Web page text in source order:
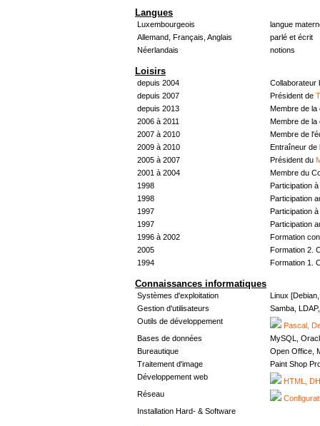
Langues
Luxembourgeois
langue
Allemand, Français, Anglais
parlé et écrit
Néerlandais
notions
Loisirs
depuis 2004
Collaborateur
depuis 2007
Président de
depuis 2013
Membre de
2006 à 2011
Membre de
2007 à 2010
Membre de
2009 à 2010
Entraîneur de
2005 à 2007
Président du
2001 à 2004
Membre du
1998
Participation à
1998
Participation
1997
Participation à
1997
Participation
1996 à 2002
Formation
2005
Formation 2.
1994
Formation 1.
Connaissances informatiques
Systèmes d'exploitation
Linux
Gestion d'utilisateurs
Samba,
Outils de développement
Pascal,
Bases de données
MySQL,
Bureautique
Open Office,
Traitement d'image
Paint Shop
Développement web
HTML,
Réseau
Installation Hard- & Software